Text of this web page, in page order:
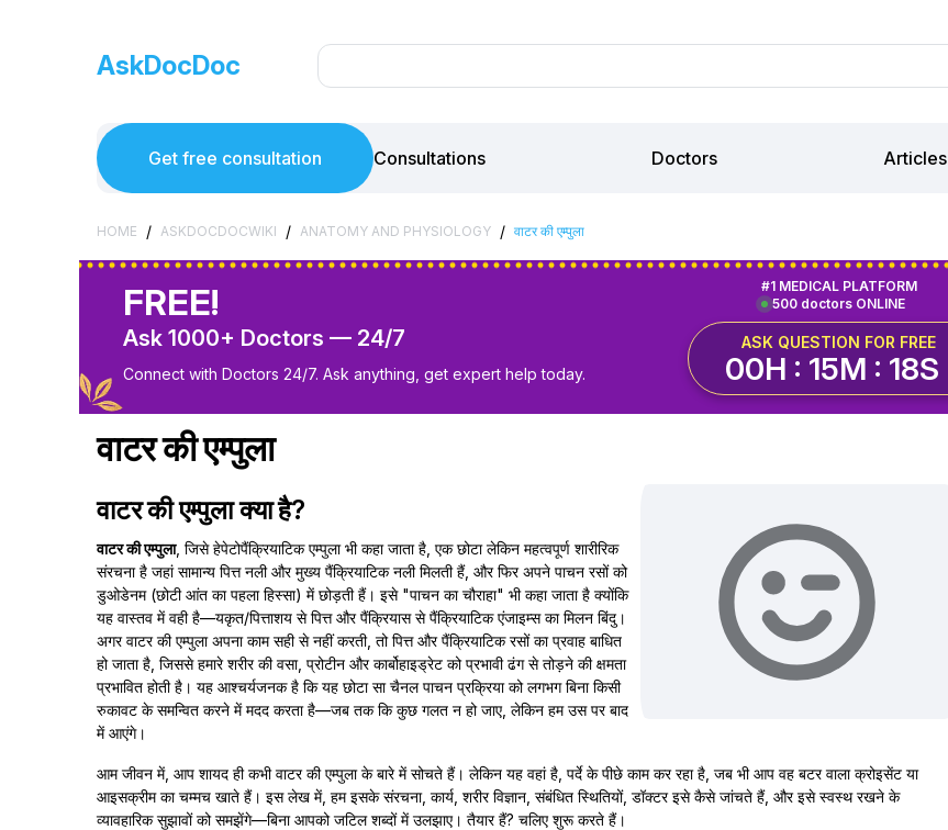
AskDocDoc
Get free consultation Consultations Doctors Articles
HOME / ASKDOCDOCWIKI / ANATOMY AND PHYSIOLOGY / वाटर की एम्पुला
FREE!
Ask 1000+ Doctors — 24/7
Connect with Doctors 24/7. Ask anything, get expert help today.
500 doctors ONLINE
#1 MEDICAL PLATFORM
ASK QUESTION FOR FREE
00H : 15M : 17S
वाटर की एम्पुला
वाटर की एम्पुला क्या है?
वाटर की एम्पुला, जिसे हेपेटोपैंक्रियाटिक एम्पुला भी कहा जाता है, एक छोटा लेकिन महत्वपूर्ण शारीरिक
संरचना है जहां सामान्य पित्त नली और मुख्य पैंक्रियाटिक नली मिलती हैं, और फिर अपने पाचन रसों को
डुओडेनम (छोटी आंत का पहला हिस्सा) में छोड़ती हैं। इसे "पाचन का चौराहा" भी कहा जाता है क्योंकि
यह वास्तव में वही है—यकृत/पित्ताशय से पित्त और पैंक्रियास से पैंक्रियाटिक एंजाइम्स का मिलन बिंदु।
अगर वाटर की एम्पुला अपना काम सही से नहीं करती, तो पित्त और पैंक्रियाटिक रसों का प्रवाह बाधित
हो जाता है, जिससे हमारे शरीर की वसा, प्रोटीन और कार्बोहाइड्रेट को प्रभावी ढंग से तोड़ने की क्षमता
प्रभावित होती है। यह आश्चर्यजनक है कि यह छोटा सा चैनल पाचन प्रक्रिया को लगभग बिना किसी
रुकावट के समन्वित करने में मदद करता है—जब तक कि कुछ गलत न हो जाए, लेकिन हम उस पर बाद
में आएंगे।
आम जीवन में, आप शायद ही कभी वाटर की एम्पुला के बारे में सोचते हैं। लेकिन यह वहां है, पर्दे के पीछे काम कर रहा है, जब भी आप वह बटर वाला क्रोइसेंट या
आइसक्रीम का चम्मच खाते हैं। इस लेख में, हम इसके संरचना, कार्य, शरीर विज्ञान, संबंधित स्थितियों, डॉक्टर इसे कैसे जांचते हैं, और इसे स्वस्थ रखने के
व्यावहारिक सुझावों को समझेंगे—बिना आपको जटिल शब्दों में उलझाए। तैयार हैं? चलिए शुरू करते हैं।